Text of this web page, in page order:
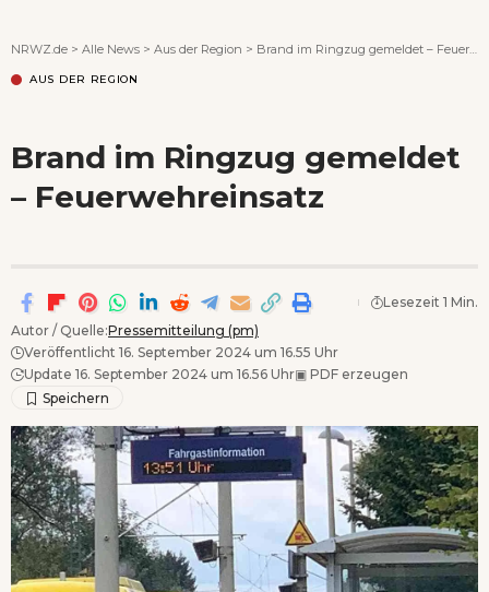
NRWZ.de > Alle News > Aus der Region > Brand im Ringzug gemeldet – Feuerwehreinsatz
AUS DER REGION
Brand im Ringzug gemeldet
– Feuerwehreinsatz
Autor / Quelle:Pressemitteilung (pm)
Veröffentlicht 16. September 2024 um 16.55 Uhr
Update 16. September 2024 um 16.56 Uhr▣ PDF erzeugen
Lesezeit 1 Min.